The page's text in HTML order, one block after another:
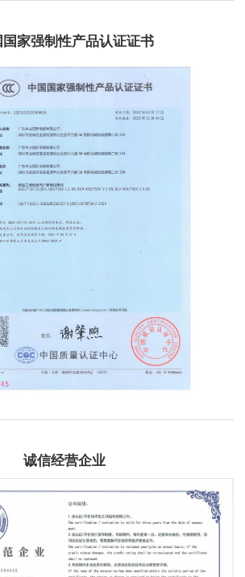
国家强制性产品认证证书
诚信经营企业